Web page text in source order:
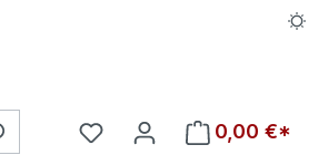
Du hast 0 Produkte auf
0,00 €*